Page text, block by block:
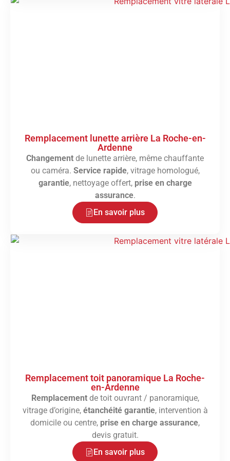
Remplacement lunette arrière La Roche-en-
Ardenne
Changement de lunette arrière, même chauffante
ou caméra. Service rapide, vitrage homologué,
garantie, nettoyage offert, prise en charge
assurance.
En savoir plus
Remplacement toit panoramique La Roche-
en-Ardenne
Remplacementde toit ouvrant / panoramique,
vitrage d’origine, étanchéité garantie, intervention à
domicile ou centre, prise en charge assurance,
devis gratuit.
En savoir plus